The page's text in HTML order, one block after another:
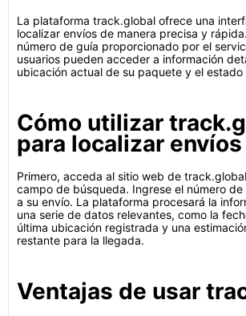
La plataforma track.global ofrece una
localizar envíos de manera precisa y
número de guía proporcionado por el
usuarios pueden acceder a información
ubicación actual de su paquete y el estado
Cómo utilizar
para localizar envíos
Primero, acceda al sitio web de
campo de búsqueda. Ingrese el número
a su envío. La plataforma procesará la
una serie de datos relevantes, como la
última ubicación registrada y una
restante para la llegada.
Ventajas de usar